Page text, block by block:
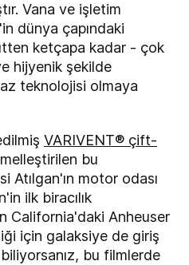
Vana ve işletim
dünya çapındaki
ketçapa kadar - çok
hijyenik şekilde
teknolojisi olmaya
VARIVENT® çift-
bu
Atılgan'ın motor odası
ilk biracılık
California'daki Anheuser
için galaksiye de giriş
biliyorsanız, bu filmlerde